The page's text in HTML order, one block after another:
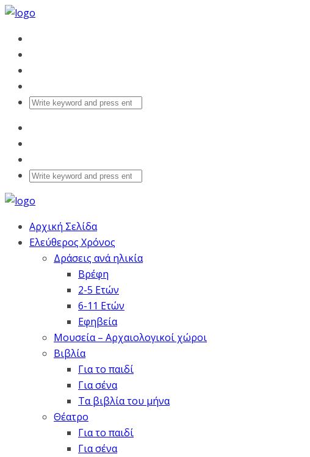
Αρχική Σελίδα
Ελεύθερος Χρόνος
Δράσεις ανά ηλικία
Βρέφη
2-5 Ετών
6-11 Ετών
Εφηβεία
Μουσεία – Αρχαιολογικοί χώροι
Βιβλία
Για το παιδί
Για σένα
Τα βιβλία του μήνα
Θέατρο
Για το παιδί
Για σένα